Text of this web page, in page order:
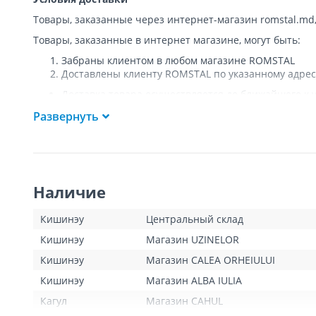
Товары, заказанные через интернет-магазин
Товары, заказанные в интернет магазине, могут быть:
Забраны клиентом в любом магазине ROMSTAL
Доставлены клиенту ROMSTAL по указанному
Доставка товара осуществляется до ближайшего
Подъем товара на этаж или занос в дом
покупатель оплатит стоимость пропущенной
для Кишинева составит 100 леев, а для других
Клиент обязан открыть посылку при доставке и
тестирования товара не предполагается.
Для товаров «под заказ» сроки доставки указаны
операторами интернет-магазина. Данный вид
График доставок
Развернуть
Наличие
Кишинэу
Центральный склад
Кишинэу
Магазин UZINELOR
Кишинэу
Магазин CALEA ORHEIULUI
Кишинэу
Магазин ALBA IULIA
Кагул
Магазин CAHUL